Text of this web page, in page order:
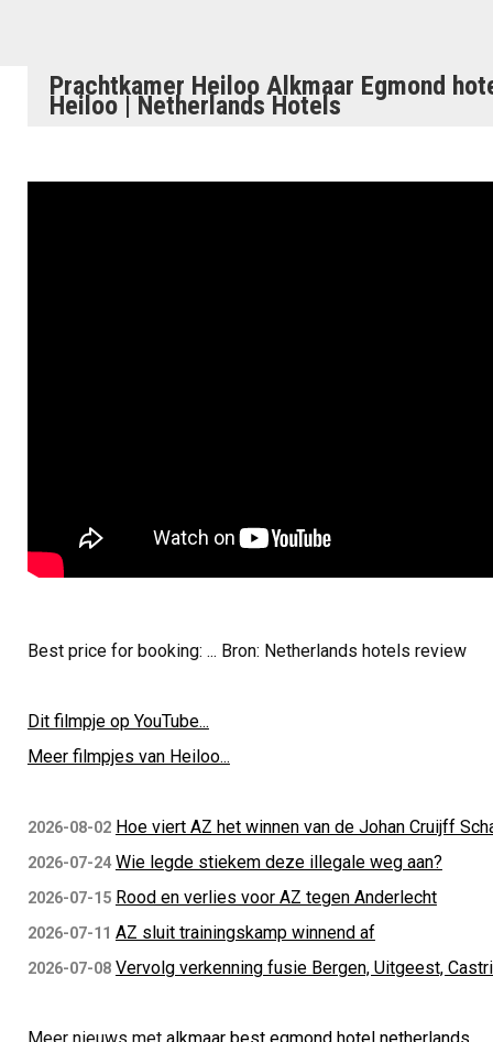
Prachtkamer Heiloo Alkmaar Egmond
Heiloo | Netherlands Hotels
Best price for booking: ... Bron: Netherlands hotels review
Dit filmpje op YouTube...
Meer filmpjes van Heiloo...
2026-08-02 Hoe viert AZ het winnen van de Johan Cruijff
2026-07-24 Wie legde stiekem deze illegale weg aan?
2026-07-15 Rood en verlies voor AZ tegen Anderlecht
2026-07-11 AZ sluit trainingskamp winnend af
2026-07-08 Vervolg verkenning fusie Bergen, Uitgeest,